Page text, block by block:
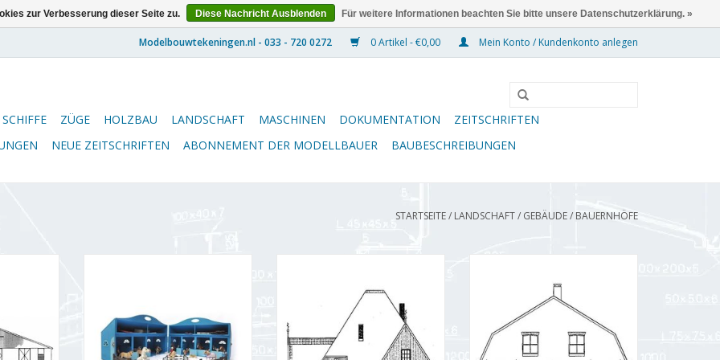
0 Artikel - €0,00 Mein Konto / Kundenkonto anlegen
SCHIFFE ZÜGE HOLZBAU LANDSCHAFT MASCHINEN DOKUMENTATION
ZEITSCHRIFTEN
NEUE ZEITSCHRIFTEN ABONNEMENT DER MODELLBAUER BAUBESCHREIBUNGEN
STARTSEITE/ LANDSCHAFT/ GEBÄUDE/BAUERNHÖFE
ZUM WARENKORB HINZUFÜGEN
Maßstab 1 : 87 (30.06.022)
ZUM WARENKORB HINZUFÜGEN
: 87 (30.06.020)
ZUM WARENKORB HINZUFÜGEN
zur Verbesserung dieser Seite zu. Diese Nachricht Ausblenden Für weitere Informationen beachten Sie bitte unsere Datenschutzerklärung. »